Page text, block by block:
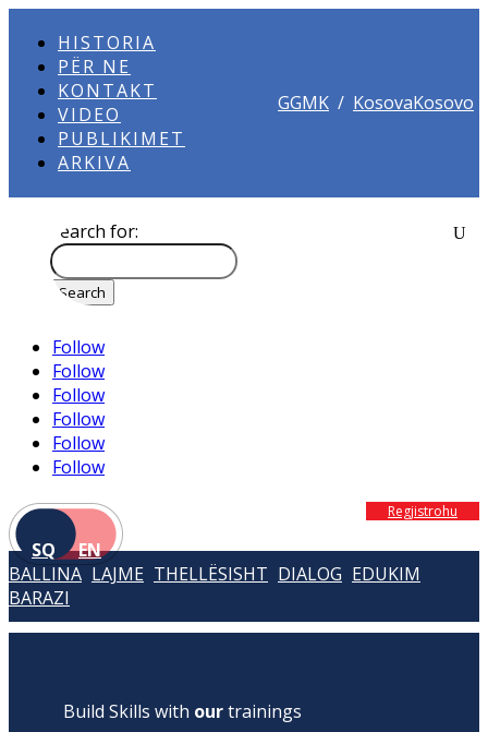
HISTORIA
PËR NE
KONTAKT
VIDEO
PUBLIKIMET
ARKIVA
GGMK / KosovaKosovo
Search for:
Follow
Follow
Follow
Follow
Follow
Follow
SQ EN
Regjistrohu
BALLINA LAJME THELLËSISHT DIALOG EDUKIM
BARAZI
Build Skills with ourtrainings